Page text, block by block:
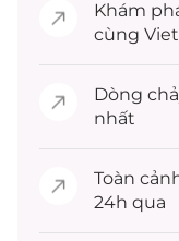
Khám
cùng
Dòng
nhất
Toàn
24h qua